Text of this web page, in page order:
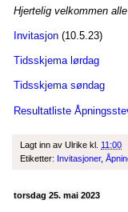
Hjertelig velkommen
Invitasjon (10.5.23)
Tidsskjema lørdag
Tidsskjema søndag
Resultatliste
Lagt inn av Ulrike kl. 11:00
Etiketter: Invitasjoner,
torsdag 25. mai 2023